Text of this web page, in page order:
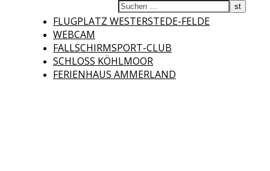
FLUGPLATZ WESTERSTEDE-FELDE
WEBCAM
FALLSCHIRMSPORT-CLUB
SCHLOSS KÖHLMOOR
FERIENHAUS AMMERLAND
Fliegerclub